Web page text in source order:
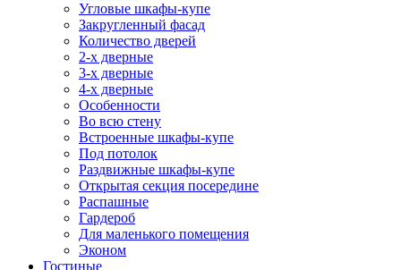
Угловые шкафы-купе
Закругленный фасад
Количество дверей
2-х дверные
3-х дверные
4-х дверные
Особенности
Во всю стену
Встроенные шкафы-купе
Под потолок
Раздвижные шкафы-купе
Открытая секция посередине
Распашные
Гардероб
Для маленького помещения
Эконом
Гостиные